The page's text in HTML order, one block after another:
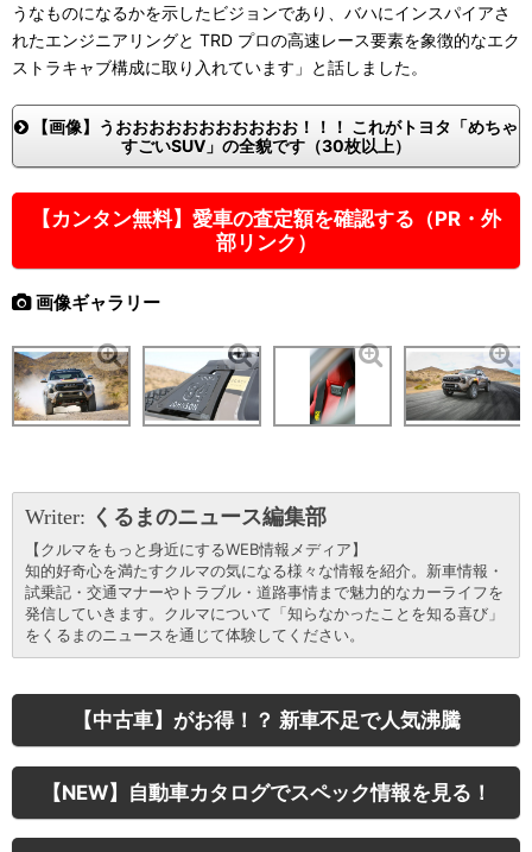
うなものになるかを示したビジョンであり、バハにインスパイアさ
れたエンジニアリングと TRD プロの高速レース要素を象徴的なエク
ストラキャブ構成に取り入れています」と話しました。
【画像】うおおおおおおおおおおお！！！ これがトヨタ「めちゃ
すごいSUV」の全貌です（30枚以上）
【カンタン無料】愛車の査定額を確認する（PR・外
部リンク）
画像ギャラリー
Writer: くるまのニュース編集部
【クルマをもっと身近にするWEB情報メディア】
知的好奇心を満たすクルマの気になる様々な情報を紹介。新車情報・
試乗記・交通マナーやトラブル・道路事情まで魅力的なカーライフを
発信していきます。クルマについて「知らなかったことを知る喜び」
をくるまのニュースを通じて体験してください。
【中古車】がお得！？ 新車不足で人気沸騰
【NEW】自動車カタログでスペック情報を見る！